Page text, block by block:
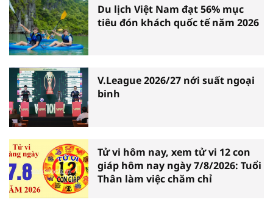
Du lịch Việt Nam đạt 56% mục
tiêu đón khách quốc tế năm 2026
V.League 2026/27 nới suất ngoại
binh
Tử vi hôm nay, xem tử vi 12 con
giáp hôm nay ngày 7/8/2026: Tuổi
Thân làm việc chăm chỉ